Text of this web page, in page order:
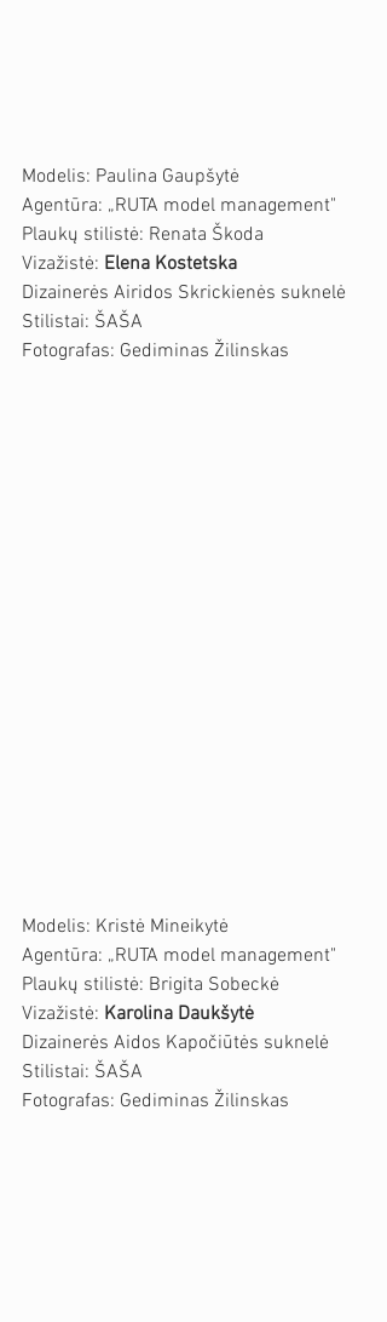
Modelis: Paulina Gaupšytė
Agentūra: „RUTA model management"
Plaukų stilistė: Renata Škoda
Vizažistė: Elena Kostetska
Dizainerės Airidos Skrickienės suknelė
Stilistai: ŠAŠA
Fotografas: Gediminas Žilinskas
Modelis: Kristė Mineikytė
Agentūra: „RUTA model management"
Plaukų stilistė: Brigita Sobeckė
Vizažistė: Karolina Daukšytė
Dizainerės Aidos Kapočiūtės suknelė
Stilistai: ŠAŠA
Fotografas: Gediminas Žilinskas